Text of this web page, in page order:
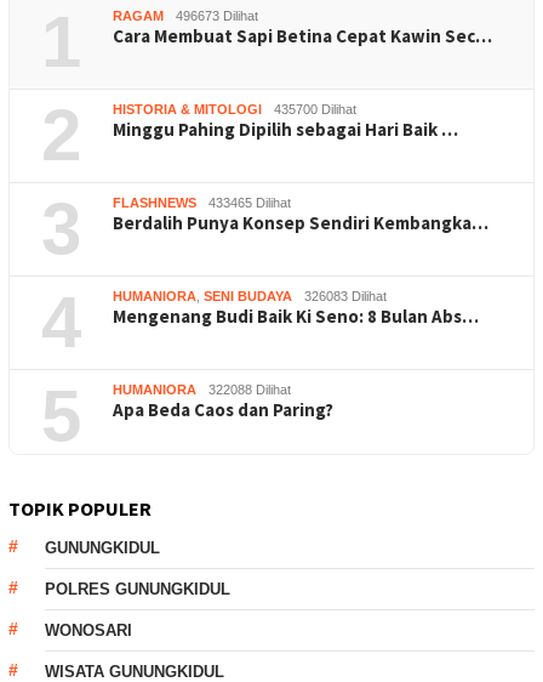
1 RAGAM 496673 Dilihat
Cara Membuat Sapi Betina Cepat Kawin Sec…
2 HISTORIA & MITOLOGI 435700 Dilihat
Minggu Pahing Dipilih sebagai Hari Baik …
3 FLASHNEWS 433465 Dilihat
Berdalih Punya Konsep Sendiri Kembangka…
4 HUMANIORA SENI BUDAYA 326083 Dilihat
Mengenang Budi Baik Ki Seno: 8 Bulan Abs…
5 HUMANIORA 322088 Dilihat
Apa Beda Caos dan Paring?
TOPIK POPULER
GUNUNGKIDUL
POLRES GUNUNGKIDUL
WONOSARI
WISATA GUNUNGKIDUL